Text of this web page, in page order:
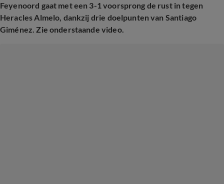
Feyenoord gaat met een 3-1 voorsprong de rust in tegen
Heracles Almelo, dankzij drie doelpunten van Santiago
Giménez. Zie onderstaande video.